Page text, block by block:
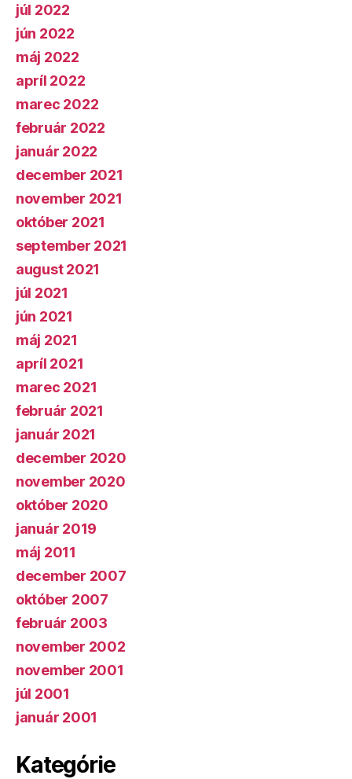
júl 2022
jún 2022
máj 2022
apríl 2022
marec 2022
február 2022
január 2022
december 2021
november 2021
október 2021
september 2021
august 2021
júl 2021
jún 2021
máj 2021
apríl 2021
marec 2021
február 2021
január 2021
december 2020
november 2020
október 2020
január 2019
máj 2011
december 2007
október 2007
február 2003
november 2002
november 2001
júl 2001
január 2001
Kategórie